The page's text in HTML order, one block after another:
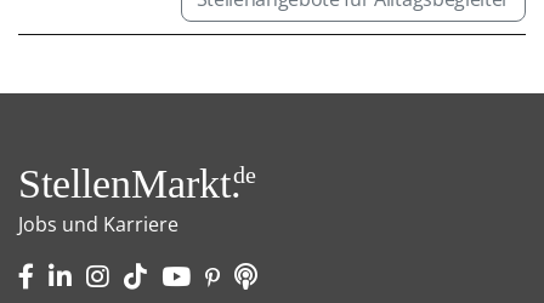
StellenMarkt.de
Jobs und Karriere